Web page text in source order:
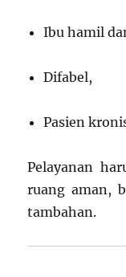
Ibu hamil
Difabel,
Pasien
Pelayanan
ruang aman,
tambahan.